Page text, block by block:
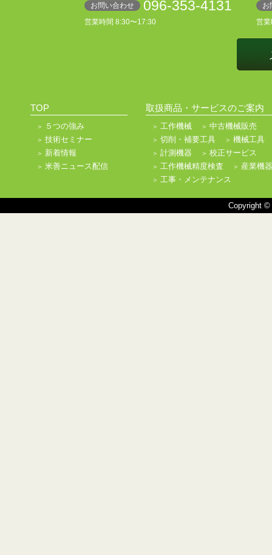
お問い合わせ 096-353-4131
営業時間 8:30〜17:30
お
営
TOP
５つの強み
技術セミナー
新着情報
米善ニュース配信
取扱商品・サービスのご案内
工作機械
中古機械販売
切削・補要工具
機械工具
計測機器
校正サービス
工作機械精度検査
産業機器
工事・メンテナンス
Copyright ©